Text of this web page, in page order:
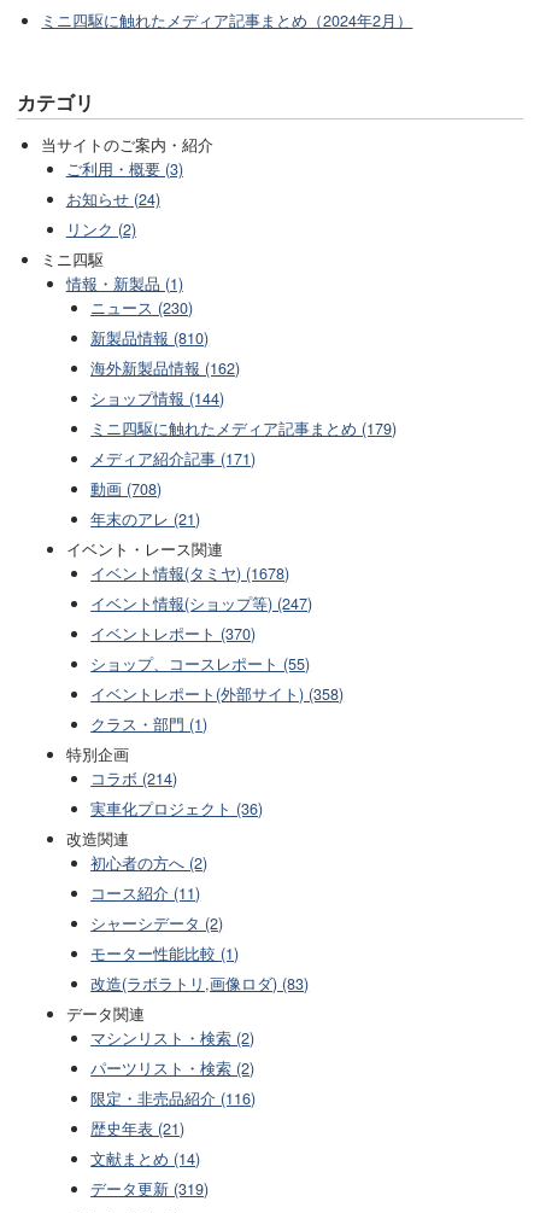
ミニ四駆に触れたメディア記事まとめ（2024年2月）
カテゴリ
当サイトのご案内・紹介
ご利用・概要 (3)
お知らせ (24)
リンク (2)
ミニ四駆
情報・新製品 (1)
ニュース (230)
新製品情報 (810)
海外新製品情報 (162)
ショップ情報 (144)
ミニ四駆に触れたメディア記事まとめ (179)
メディア紹介記事 (171)
動画 (708)
年末のアレ (21)
イベント・レース関連
イベント情報(タミヤ) (1678)
イベント情報(ショップ等) (247)
イベントレポート (370)
ショップ、コースレポート (55)
イベントレポート(外部サイト) (358)
クラス・部門 (1)
特別企画
コラボ (214)
実車化プロジェクト (36)
改造関連
初心者の方へ (2)
コース紹介 (11)
シャーシデータ (2)
モーター性能比較 (1)
改造(ラボラトリ,画像ロダ) (83)
データ関連
マシンリスト・検索 (2)
パーツリスト・検索 (2)
限定・非売品紹介 (116)
歴史年表 (21)
文献まとめ (14)
データ更新 (319)